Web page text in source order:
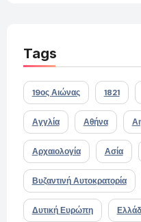
Tags
19ος Αιώνας 1821
Αγγλία Αθήνα
Αρχαιολογία Ασία
Βυζαντινή Αυτοκρατορία
Δυτική Ευρώπη